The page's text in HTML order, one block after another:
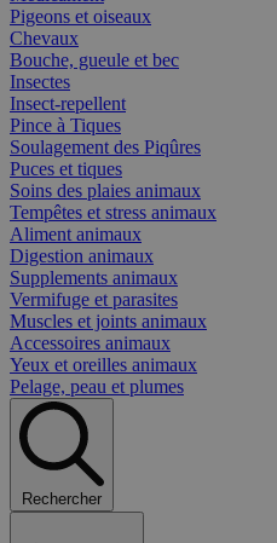
Pigeons et oiseaux
Chevaux
Bouche, gueule et bec
Insectes
Insect-repellent
Pince à Tiques
Soulagement des Piqûres
Puces et tiques
Soins des plaies animaux
Tempêtes et stress animaux
Aliment animaux
Digestion animaux
Supplements animaux
Vermifuge et parasites
Muscles et joints animaux
Accessoires animaux
Yeux et oreilles animaux
Pelage, peau et plumes
Rechercher